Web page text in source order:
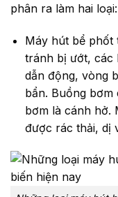
phân ra làm hai loại:
Máy hút bể phốt
tránh bị ướt, các
dẫn động, vòng
bẩn. Buồng
bơm là cánh hở.
được rác thải, dị